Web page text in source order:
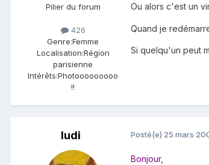
Pilier du forum
426
Genre:Femme
Localisation:Région
parisienne
Intérêts:Photooooooooo
!!
Ou alors c'est un
Quand je
Si quelqu'un peut
ludi Posté(e) 25 mars
Bonjour,